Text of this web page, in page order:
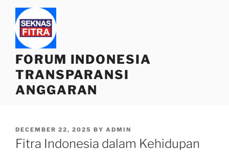
content
FORUM INDONESIA
TRANSPARANSI
ANGGARAN
POSTED
ON
DECEMBER 22, 2025 BY ADMIN
Fitra Indonesia dalam Kehidupan